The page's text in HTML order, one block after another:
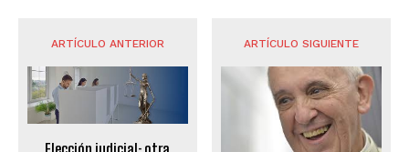
ARTÍCULO ANTERIOR ARTÍCULO SIGUIENTE